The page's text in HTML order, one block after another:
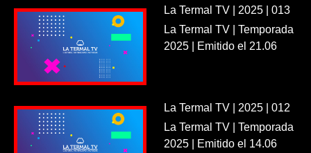
La Termal TV | 2025 | 013
La Termal TV | Temporada
2025 | Emitido el 21.06
La Termal TV | 2025 | 012
La Termal TV | Temporada
2025 | Emitido el 14.06